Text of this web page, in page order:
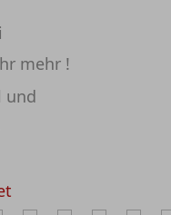
mehr !
und